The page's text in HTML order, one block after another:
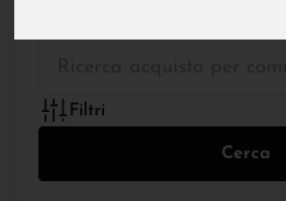
Filtri
Cerca